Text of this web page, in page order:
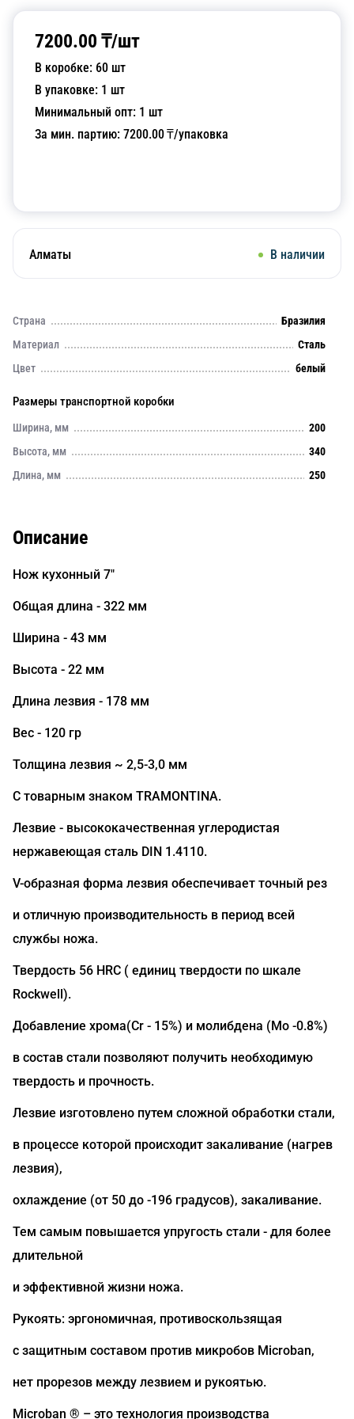
7200.00 ₸/шт
В коробке: 60 шт
В упаковке: 1 шт
Минимальный опт: 1 шт
За мин. партию: 7200.00₸/упаковка
Алматы В наличии
Страна
Бразилия
Материал
Сталь
Цвет
белый
Размеры транспортной коробки
Ширина, мм
200
Высота, мм
340
Длина, мм
250
Описание
Нож кухонный 7"
Общая длина - 322 мм
Ширина - 43 мм
Высота - 22 мм
Длина лезвия - 178 мм
Вес - 120 гр
Толщина лезвия ~ 2,5-3,0 мм
С товарным знаком TRAMONTINA.
Лезвие - высококачественная углеродистая
нержавеющая сталь DIN 1.4110.
V-образная форма лезвия обеспечивает точный рез
и отличную производительность в период всей
службы ножа.
Твердость 56 HRC ( единиц твердости по шкале
Rockwell).
Добавление хрома(Сr - 15%) и молибдена (Mo -0.8%)
в состав стали позволяют получить необходимую
твердость и прочность.
Лезвие изготовлено путем сложной обработки стали,
в процессе которой происходит закаливание (нагрев
лезвия),
охлаждение (от 50 до -196 градусов), закаливание.
Тем самым повышается упругость стали - для более
длительной
и эффективной жизни ножа.
Рукоять: эргономичная, противоскользящая
с защитным составом против микробов Microban,
нет прорезов между лезвием и рукоятью.
Microban ® – это технология производства